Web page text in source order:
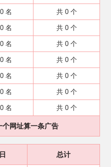
名 共 0 个
名 共 0 个
名 共 0 个
名 共 0 个
名 共 0 个
名 共 0 个
名 共 0 个
网址算一条广告
总计